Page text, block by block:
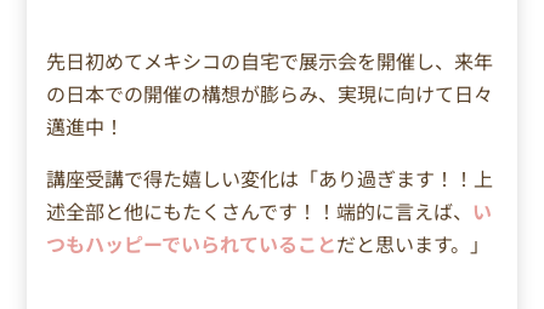
先日初めてメキシコの自宅で展示会を開催し、来年
の日本での開催の構想が膨らみ、実現に向けて日々
邁進中！
講座受講で得た嬉しい変化は「あり過ぎます！！上
述全部と他にもたくさんです！！端的に言えば、 い
つもハッピーでいられていることだと思います。」